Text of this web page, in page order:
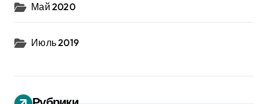
Май 2020
Июль 2019